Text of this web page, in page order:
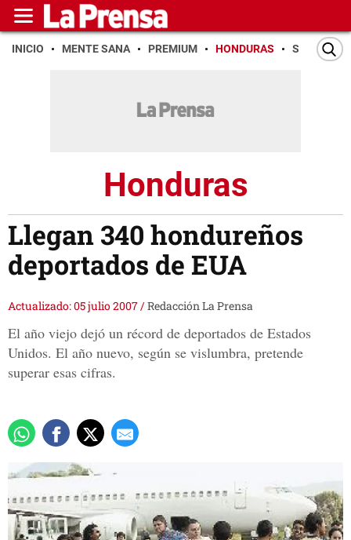
INICIO MENTE SANA PREMIUM HONDURAS SAN PEDRO
Honduras
Llegan 340 hondureños
deportados de EUA
Actualizado: 05 julio 2007/Redacción La Prensa
El año viejo dejó un récord de deportados de Estados
Unidos. El año nuevo, según se vislumbra, pretende
superar esas cifras.